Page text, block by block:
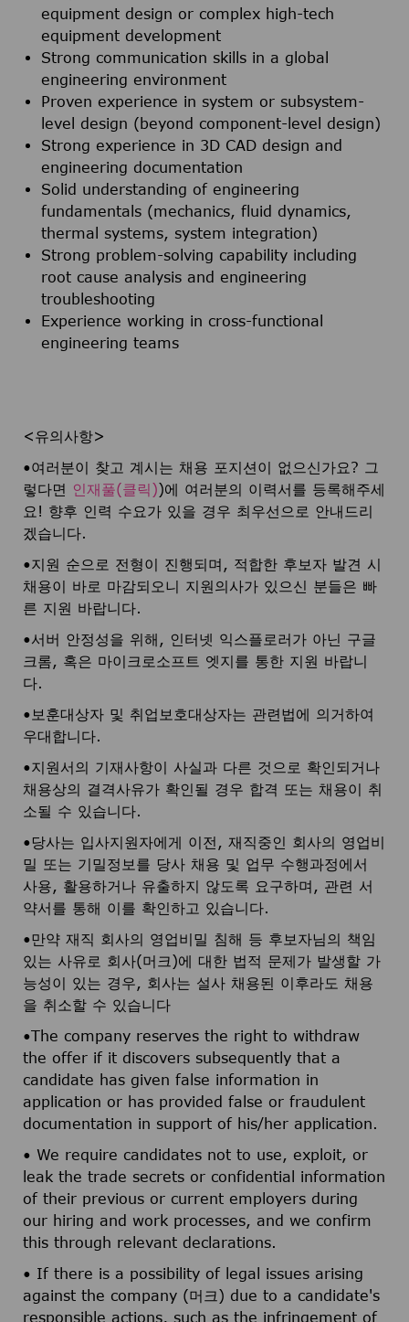
equipment design or complex high-tech
equipment development
Strong communication skills in a global
engineering environment
Proven experience in system or subsystem-
level design (beyond component-level design)
Strong experience in 3D CAD design and
engineering documentation
Solid understanding of engineering
fundamentals (mechanics, fluid dynamics,
thermal systems, system integration)
Strong problem-solving capability including
root cause analysis and engineering
troubleshooting
Experience working in cross-functional
engineering teams
<유의사항>
•여러분이 찾고 계시는 채용 포지션이 없으신가요? 그
렇다면 인재풀(클릭))에 여러분의 이력서를 등록해주세
요! 향후 인력 수요가 있을 경우 최우선으로 안내드리
겠습니다.
•지원 순으로 전형이 진행되며, 적합한 후보자 발견 시
채용이 바로 마감되오니 지원의사가 있으신 분들은 빠
른 지원 바랍니다.
•서버 안정성을 위해, 인터넷 익스플로러가 아닌 구글
크롬, 혹은 마이크로소프트 엣지를 통한 지원 바랍니
다.
•보훈대상자 및 취업보호대상자는 관련법에 의거하여
우대합니다.
•지원서의 기재사항이 사실과 다른 것으로 확인되거나
채용상의 결격사유가 확인될 경우 합격 또는 채용이 취
소될 수 있습니다.
•당사는 입사지원자에게 이전, 재직중인 회사의 영업비
밀 또는 기밀정보를 당사 채용 및 업무 수행과정에서
사용, 활용하거나 유출하지 않도록 요구하며, 관련 서
약서를 통해 이를 확인하고 있습니다.
•만약 재직 회사의 영업비밀 침해 등 후보자님의 책임
있는 사유로 회사(머크)에 대한 법적 문제가 발생할 가
능성이 있는 경우, 회사는 설사 채용된 이후라도 채용
을 취소할 수 있습니다
•The company reserves the right to withdraw
the offer if it discovers subsequently that a
candidate has given false information in
application or has provided false or fraudulent
documentation in support of his/her application.
• We require candidates not to use, exploit, or
leak the trade secrets or confidential information
of their previous or current employers during
our hiring and work processes, and we confirm
this through relevant declarations.
• If there is a possibility of legal issues arising
against the company (머크) due to a candidate's
responsible actions, such as the infringement of